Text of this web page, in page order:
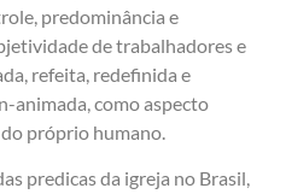
predominância e
de trabalhadores e
refeita, redefinida e
animada, como aspecto
próprio humano.
predicas da igreja no Brasil,